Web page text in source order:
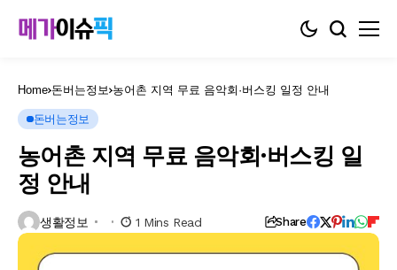
Home 돈버는정보 농어촌 지역 무료 음악회·버스킹 일정 안내
돈버는정보
농어촌 지역 무료 음악회·버스킹 일
정 안내
생활정보 1 Mins Read Share